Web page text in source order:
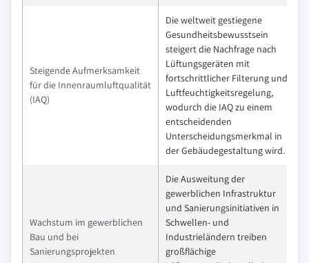
Steigende Aufmerksamkeit
für die Innenraumluftqualität
(IAQ)
Die weltweit gestiegene
Gesundheitsbewusstsein
steigert die Nachfrage nach
Lüftungsgeräten mit
fortschrittlicher Filterung und
Luftfeuchtigkeitsregelung,
wodurch die IAQ zu einem
entscheidenden
Unterscheidungsmerkmal in
der Gebäudegestaltung wird.
Wachstum im gewerblichen
Bau und bei
Sanierungsprojekten
Die Ausweitung der
gewerblichen Infrastruktur
und Sanierungsinitiativen in
Schwellen- und
Industrieländern treiben
großflächige